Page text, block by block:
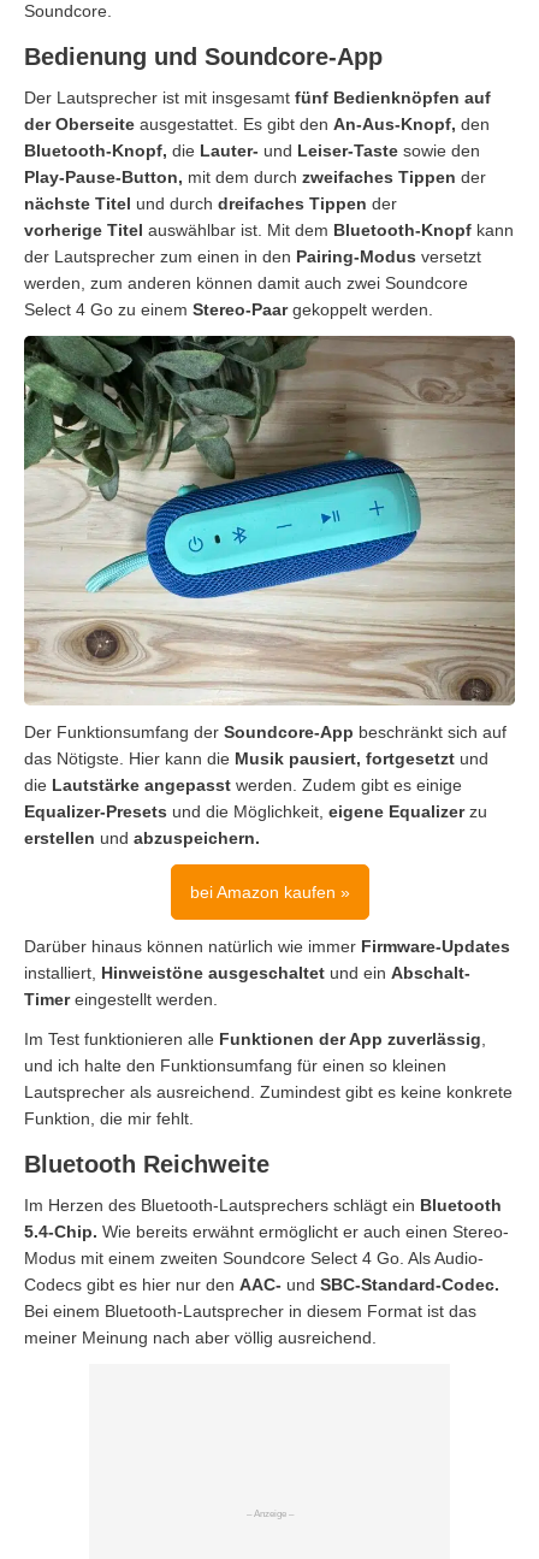
Soundcore.
Bedienung und Soundcore-App
Der Lautsprecher ist mit insgesamt fünf Bedienknöpfen auf
der Oberseite ausgestattet. Es gibt den An-Aus-Knopf, den
Bluetooth-Knopf, die Lauter- und Leiser-Taste sowie den
Play-Pause-Button, mit dem durch zweifaches Tippen der
nächste Titel und durch dreifaches Tippen der
vorherige Titel auswählbar ist. Mit dem Bluetooth-Knopf kann
der Lautsprecher zum einen in den Pairing-Modus versetzt
werden, zum anderen können damit auch zwei Soundcore
Select 4 Go zu einem Stereo-Paargekoppelt werden.
Der Funktionsumfang der Soundcore-App beschränkt sich auf
das Nötigste. Hier kann die Musik pausiert, fortgesetzt und
die Lautstärke angepasst werden. Zudem gibt es einige
Equalizer-Presets und die Möglichkeit, eigene Equalizerzu
erstellen und abzuspeichern.
bei Amazon kaufen »
Darüber hinaus können natürlich wie immer Firmware-Updates
installiert, Hinweistöne ausgeschaltet und ein Abschalt-
Timereingestellt werden.
Im Test funktionieren alle Funktionen der App zuverlässig
und ich halte den Funktionsumfang für einen so kleinen
Lautsprecher als ausreichend. Zumindest gibt es keine konkrete
Funktion, die mir fehlt.
Bluetooth Reichweite
Im Herzen des Bluetooth-Lautsprechers schlägt ein Bluetooth
5.4-Chip. Wie bereits erwähnt ermöglicht er auch einen Stereo-
Modus mit einem zweiten Soundcore Select 4 Go. Als Audio-
Codecs gibt es hier nur den AAC- und SBC-Standard-Codec.
Bei einem Bluetooth-Lautsprecher in diesem Format ist das
meiner Meinung nach aber völlig ausreichend.